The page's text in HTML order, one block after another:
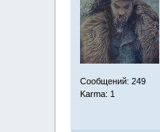
Сообщений: 249
Karma: 1